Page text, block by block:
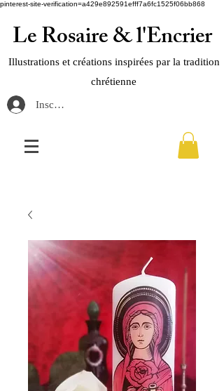
pinterest-site-verification=a429e892591efff7a6fc1525f06bb868
Le Rosaire & l'Encrier
Illustrations et créations inspirées par la tradition
chrétienne
Inscription / connection